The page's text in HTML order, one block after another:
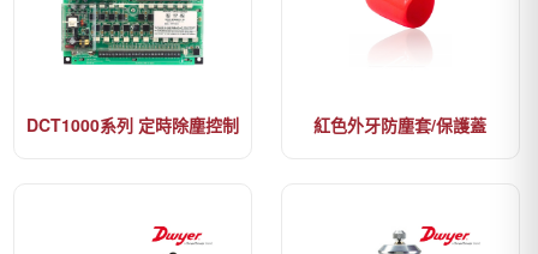
DCT1000系列 定時除塵控制
紅色外牙防塵套/保護蓋